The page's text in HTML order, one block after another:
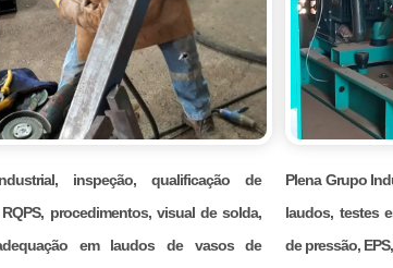
inspeção, qualificação de
procedimentos, visual de solda,
em laudos de vasos de
Plena Grupo
laudos, testes
de pressão,